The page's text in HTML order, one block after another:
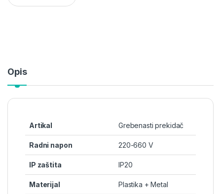
Opis
Artikal Grebenasti prekidač
Radni napon 220-660 V
IP zaštita IP20
Materijal Plastika + Metal